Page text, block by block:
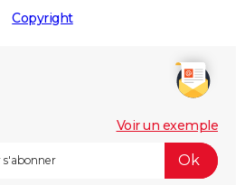
Copyright
Voir un exemple